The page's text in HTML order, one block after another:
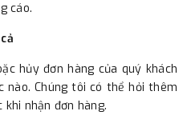
cáo.
hủy đơn hàng của quý khách
Chúng tôi có thể hỏi thêm
nhận đơn hàng.